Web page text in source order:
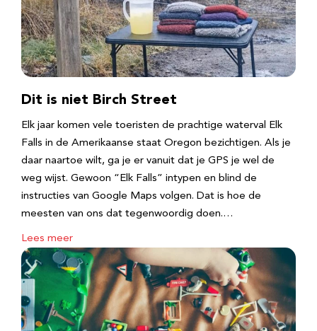
Dit is niet Birch Street
Elk jaar komen vele toeristen de prachtige waterval Elk
Falls in de Amerikaanse staat Oregon bezichtigen. Als je
daar naartoe wilt, ga je er vanuit dat je GPS je wel de
weg wijst. Gewoon “Elk Falls” intypen en blind de
instructies van Google Maps volgen. Dat is hoe de
meesten van ons dat tegenwoordig doen.…
Lees meer